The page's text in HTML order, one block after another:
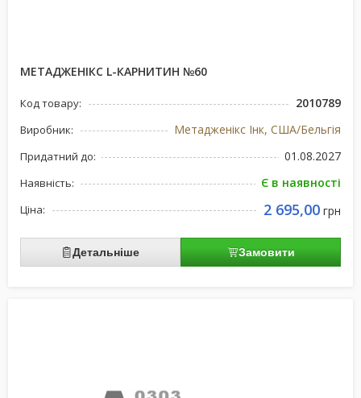
МЕТАДЖЕНІКС L-КАРНИТИН №60
Код товару: 2010789
Виробник: Метадженікс Інк, США/Бельгія
Придатний до: 01.08.2027
Наявність: Є в наявності
Ціна: 2 695,00 грн
Детальніше Замовити